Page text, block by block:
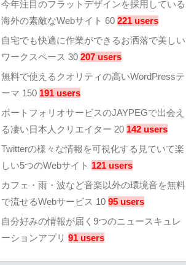
今年注目のフラットデザインを採用している
海外の素敵なWebサイト 60 221 users
自宅でも快適に作業ができるお洒落で美しい
ワークスペース 30 207 users
無料で使えるクオリティの高いWordPressテ
ーマ 150 191 users
ポートフォリオサービスのJAYPEGで出会え
る凄い日本人クリエイター 20 142 users
Twitterの様々な情報を可視化する見ていて楽
しい5つのWebサイト 121 users
カフェ・雨・波など音楽以外の環境音を無料
で流せるWebサービス 10 95 users
自分好みの情報が届く9つのニュースキュレ
ーションアプリ 91 users